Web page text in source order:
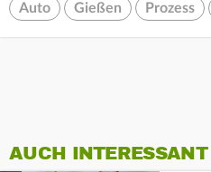
Auto Gießen Prozess
AUCH INTERESSANT